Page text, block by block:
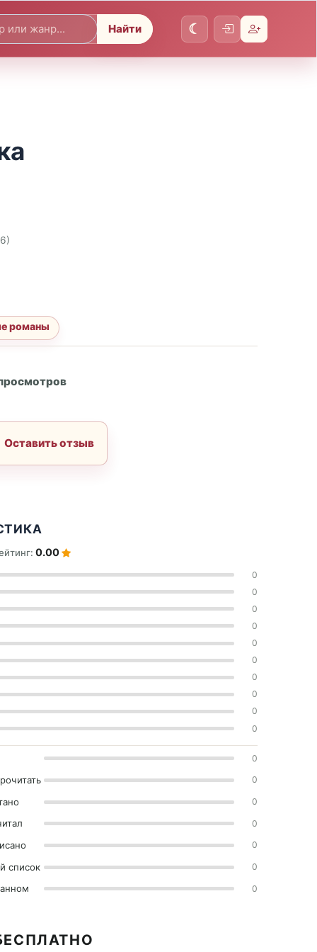
Найти
романы
Оставить отзыв
0.00
0
0
0
0
0
0
0
0
0
0
0
0
0
0
0
список 0
0